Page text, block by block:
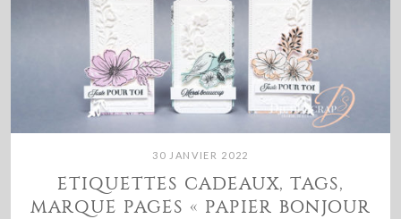
30 JANVIER 2022
ETIQUETTES CADEAUX, TAGS,
MARQUE PAGES « PAPIER BONJOUR